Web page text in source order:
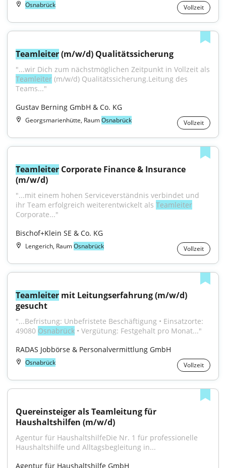
Osnabrück Vollzeit
Teamleiter (m/w/d) Qualitätssicherung
Teamleiter (m/w/d) Qualitätssicherung.Leitung des
Teams..."
Gustav Berning GmbH & Co. KG
Georgsmarienhütte, RaumOsnabrück Vollzeit
Teamleiter Corporate Finance & Insurance
(m/w/d)
"...mit einem hohen Serviceverständnis verbindet und
ihr Team erfolgreich weiterentwickelt als Teamleiter
Corporate..."
Bischof+Klein SE & Co. KG
Lengerich, RaumOsnabrück Vollzeit
Teamleiter mit Leitungserfahrung (m/w/d)
gesucht
"...Befristung: Unbefristete Beschäftigung • Einsatzorte:
49080 Osnabrück • Vergütung: Festgehalt pro Monat..."
RADAS Jobbörse & Personalvermittlung GmbH
Osnabrück Vollzeit
Quereinsteiger als Teamleitung für
Haushaltshilfen (m/w/d)
Agentur für HaushaltshilfeDie Nr. 1 für professionelle
Haushaltshilfe und Alltagsbegleitung in...
Agentur für Haushaltshilfe GmbH